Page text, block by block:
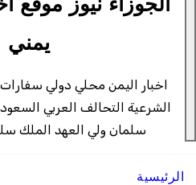
الجوزاء نيوز موقع
يمني
اخبار اليمن محلي دولي
الشرعية التحالف العربي
سلمان ولي العهد الملك
الرئيسية